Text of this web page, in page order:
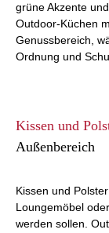
grüne Akzente
Outdoor-Küchen
Genussbereich,
Ordnung und
Kissen und
Außenbereich
Kissen und
Loungemöbel
werden sollen.